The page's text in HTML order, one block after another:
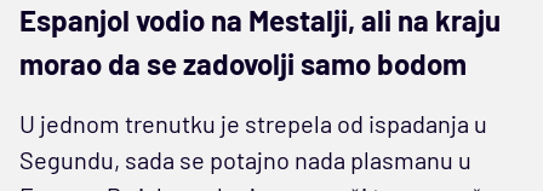
Espanjol vodio na Mestalji, ali na kraju
morao da se zadovolji samo bodom
U jednom trenutku je strepela od ispadanja u
Segundu, sada se potajno nada plasmanu u